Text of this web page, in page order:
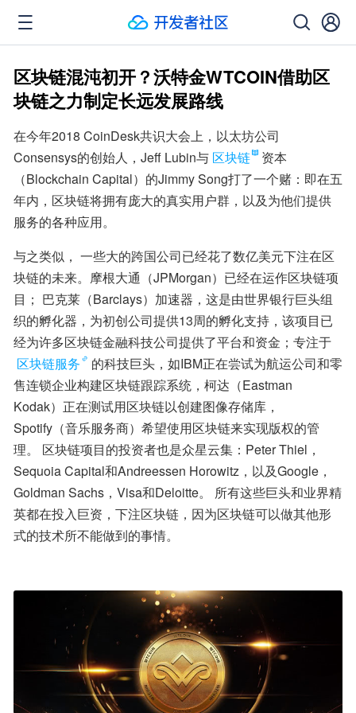
区块链混沌初开？沃特金WTCOIN借助区
块链之力制定长远发展路线
在今年2018 CoinDesk共识大会上，以太坊公司
Consensys的创始人，Jeff Lubin与 区块链
资本
（Blockchain Capital）的Jimmy Song打了一个赌：即在五
年内，区块链将拥有庞大的真实用户群，以及为他们提供
服务的各种应用。
与之类似， 一些大的跨国公司已经花了数亿美元下注在区
块链的未来。摩根大通（JPMorgan）已经在运作区块链项
目； 巴克莱（Barclays）加速器，这是由世界银行巨头组
织的孵化器，为初创公司提供13周的孵化支持，该项目已
经为许多区块链金融科技公司提供了平台和资金；专注于
区块链服务
的科技巨头，如IBM正在尝试为航运公司和零
售连锁企业构建区块链跟踪系统，柯达（Eastman
Kodak）正在测试用区块链以创建图像存储库，
Spotify（音乐服务商）希望使用区块链来实现版权的管
理。 区块链项目的投资者也是众星云集：Peter Thiel，
Sequoia Capital和Andreessen Horowitz，以及Google，
Goldman Sachs，Visa和Deloitte。 所有这些巨头和业界精
英都在投入巨资，下注区块链，因为区块链可以做其他形
式的技术所不能做到的事情。